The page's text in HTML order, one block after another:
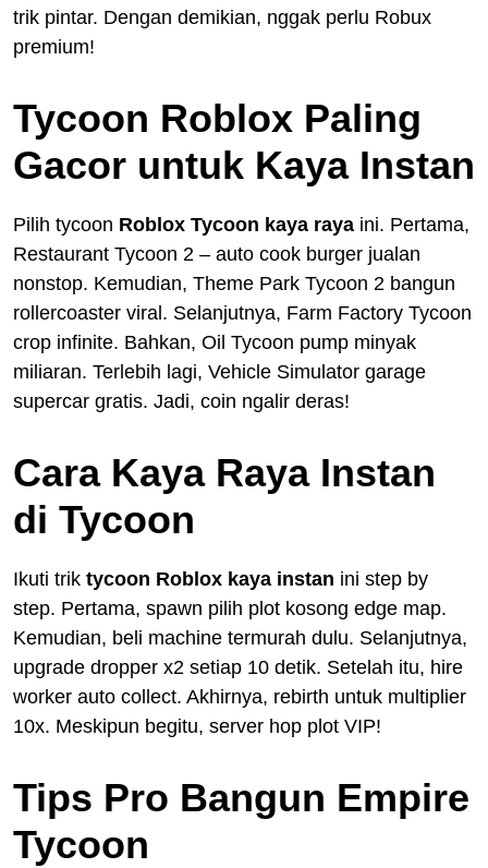
trik pintar. Dengan demikian, nggak perlu Robux
premium!
Tycoon Roblox Paling
Gacor untuk Kaya Instan
Pilih tycoon Roblox Tycoon kaya raya ini. Pertama,
Restaurant Tycoon 2 – auto cook burger jualan
nonstop. Kemudian, Theme Park Tycoon 2 bangun
rollercoaster viral. Selanjutnya, Farm Factory Tycoon
crop infinite. Bahkan, Oil Tycoon pump minyak
miliaran. Terlebih lagi, Vehicle Simulator garage
supercar gratis. Jadi, coin ngalir deras!
Cara Kaya Raya Instan
di Tycoon
Ikuti trik tycoon Roblox kaya instan ini step by
step. Pertama, spawn pilih plot kosong edge map.
Kemudian, beli machine termurah dulu. Selanjutnya,
upgrade dropper x2 setiap 10 detik. Setelah itu, hire
worker auto collect. Akhirnya, rebirth untuk multiplier
10x. Meskipun begitu, server hop plot VIP!
Tips Pro Bangun Empire
Tycoon